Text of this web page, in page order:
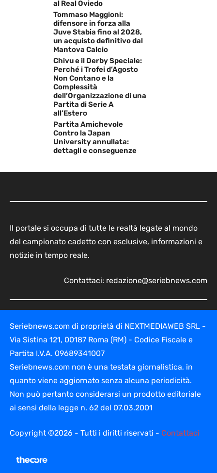
al Real Oviedo
Tommaso Maggioni:
difensore in forza alla
Juve Stabia fino al 2028,
un acquisto definitivo dal
Mantova Calcio
Chivu e il Derby Speciale:
Perché i Trofei d’Agosto
Non Contano e la
Complessità
dell’Organizzazione di una
Partita di Serie A
all’Estero
Partita Amichevole
Contro la Japan
University annullata:
dettagli e conseguenze
Il portale si occupa di tutte le realtà legate al mondo
del campionato cadetto con esclusive, informazioni e
notizie in tempo reale.
Contattaci: redazione@seriebnews.com
Seriebnews.com di proprietà di NEXTMEDIAWEB SRL -
Via Sistina 121, 00187 Roma (RM) - Codice Fiscale e
Partita I.V.A. 09689341007
Seriebnews.com non è una testata giornalistica, in
quanto viene aggiornato senza alcuna periodicità.
Non può pertanto considerarsi un prodotto editoriale
ai sensi della legge n. 62 del 07.03.2001
Copyright ©2026 - Tutti i diritti riservati - Contattaci